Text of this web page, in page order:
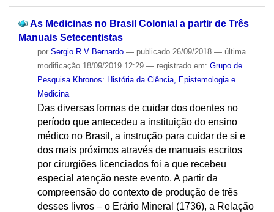
As Medicinas no Brasil Colonial a partir de Três
Manuais Setecentistas
por Sergio R V Bernardo — publicado26/09/2018 — última
modificação18/09/2019 12:29 — registrado em: Grupo de
Pesquisa Khronos: História da Ciência, Epistemologia e
Medicina
Das diversas formas de cuidar dos doentes no
período que antecedeu a instituição do ensino
médico no Brasil, a instrução para cuidar de si e
dos mais próximos através de manuais escritos
por cirurgiões licenciados foi a que recebeu
especial atenção neste evento. A partir da
compreensão do contexto de produção de três
desses livros – o Erário Mineral (1736), a Relação